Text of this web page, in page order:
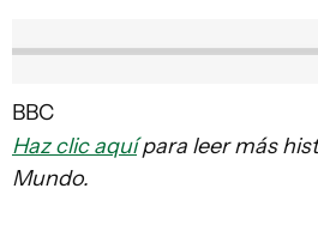
BBC
Haz clic aquípara leer más
Mundo.